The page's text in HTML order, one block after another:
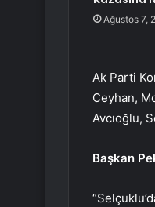
Ağustos 7,
Ak Parti
Ceyhan,
Avcıoğlu,
Başkan